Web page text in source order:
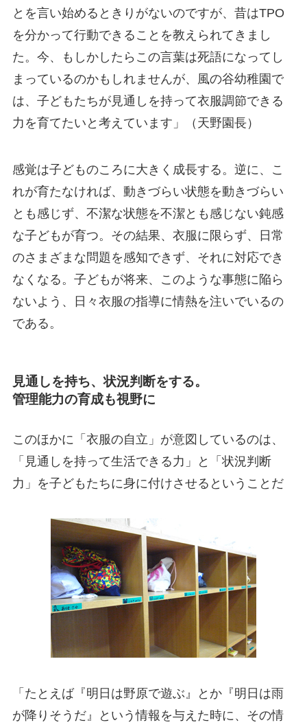
とを言い始めるときりがないのですが、昔はTPO
を分かって行動できることを教えられてきまし
た。今、もしかしたらこの言葉は死語になってし
まっているのかもしれませんが、風の谷幼稚園で
は、子どもたちが見通しを持って衣服調節できる
力を育てたいと考えています」（天野園長）
感覚は子どものころに大きく成長する。逆に、こ
れが育たなければ、動きづらい状態を動きづらい
とも感じず、不潔な状態を不潔とも感じない鈍感
な子どもが育つ。その結果、衣服に限らず、日常
のさまざまな問題を感知できず、それに対応でき
なくなる。子どもが将来、このような事態に陥ら
ないよう、日々衣服の指導に情熱を注いでいるの
である。
見通しを持ち、状況判断をする。
管理能力の育成も視野に
このほかに「衣服の自立」が意図しているのは、
「見通しを持って生活できる力」と「状況判断
力」を子どもたちに身に付けさせるということだ
「たとえば『明日は野原で遊ぶ』とか『明日は雨
が降りそうだ』という情報を与えた時に、その情